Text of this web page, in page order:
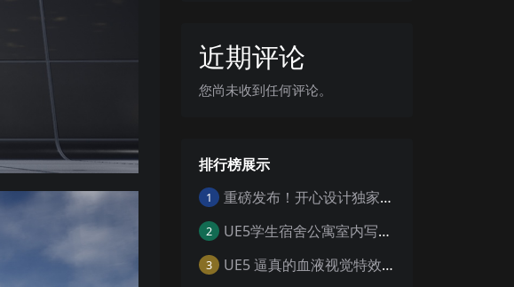
近期评论
您尚未收到任何评论。
排行榜展示
1 重磅发布！开心设计独家工具 一键寻组工具v1.0
2 UE5学生宿舍公寓室内写实寝室生活日夜环境场景
3 UE5 逼真的血液视觉特效 Realistic Blood VFX – Niagara Blood Effects